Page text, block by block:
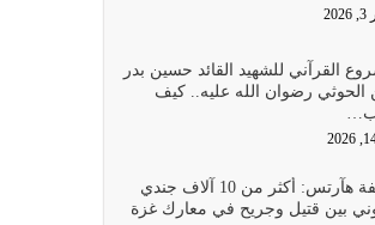
مصدر لمعرفة رسول الله معرفة
معرفة عظمته
قيِّم نفسك هنا اترك القرآن
وأعرض ما لديك على…
القرآني للشهيد القائد حسين بدر
الحوثي رضوان الله عليه.. كيف
صحيفة هآرتس: أكثر من 10 آلاف جندي
بين قتيل وجريح في معارك غزة